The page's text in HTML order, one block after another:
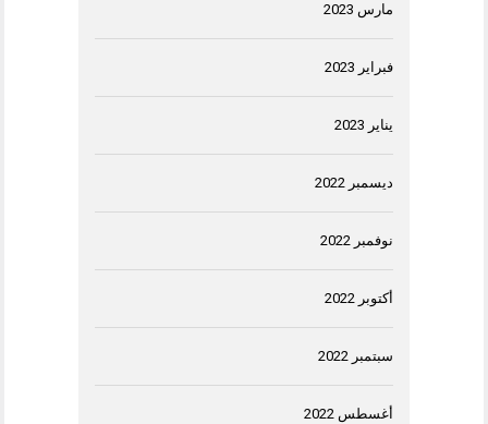
مارس 2023
فبراير 2023
يناير 2023
ديسمبر 2022
نوفمبر 2022
أكتوبر 2022
سبتمبر 2022
أغسطس 2022